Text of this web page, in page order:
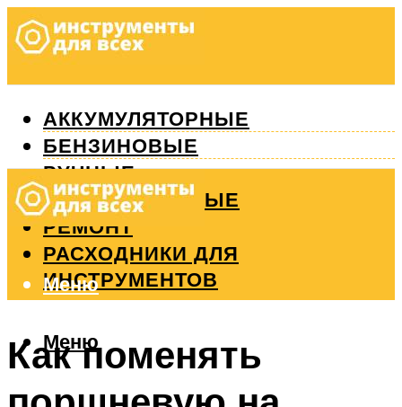
АККУМУЛЯТОРНЫЕ
БЕНЗИНОВЫЕ
РУЧНЫЕ
ИЗМЕРИТЕЛЬНЫЕ
РЕМОНТ
РАСХОДНИКИ ДЛЯ
ИНСТРУМЕНТОВ
Меню
Меню
Как поменять